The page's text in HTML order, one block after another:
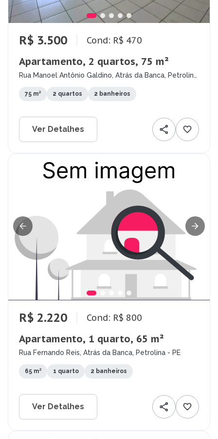
R$ 3.500 Cond: R$ 470
Apartamento, 2 quartos, 75 m²
Rua Manoel Antônio Galdino, Atrás da Banca, Petrolina
75 m² 2 quartos 2 banheiros
Ver Detalhes
R$ 2.220 Cond: R$ 800
Apartamento, 1 quarto, 65 m²
Rua Fernando Reis, Atrás da Banca, Petrolina - PE
65 m² 1 quarto 2 banheiros
Ver Detalhes